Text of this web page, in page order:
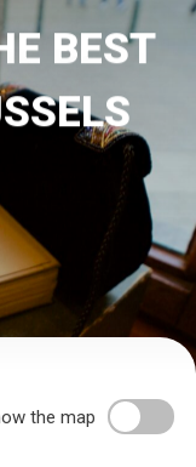
BEST
the map